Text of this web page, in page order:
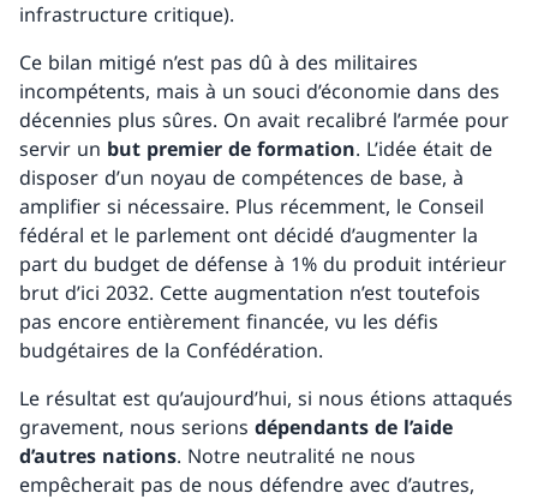
infrastructure critique).
Ce bilan mitigé n’est pas dû à des militaires
incompétents, mais à un souci d’économie dans des
décennies plus sûres. On avait recalibré l’armée pour
servir un but premier de formation. L’idée était de
disposer d’un noyau de compétences de base, à
amplifier si nécessaire. Plus récemment, le Conseil
fédéral et le parlement ont décidé d’augmenter la
part du budget de défense à 1% du produit intérieur
brut d’ici 2032. Cette augmentation n’est toutefois
pas encore entièrement financée, vu les défis
budgétaires de la Confédération.
Le résultat est qu’aujourd’hui, si nous étions attaqués
gravement, nous serions dépendants de l’aide
d’autres nations. Notre neutralité ne nous
empêcherait pas de nous défendre avec d’autres,